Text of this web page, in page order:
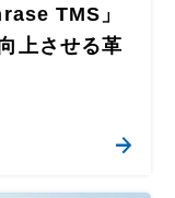
TMS」
上させる革